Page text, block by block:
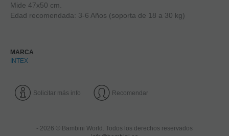
Mide 47x50 cm.
Edad recomendada: 3-6 Años (soporta de 18 a 30 kg)
MARCA
INTEX
Solicitar más info Recomendar
- 2026 © Bambini World. Todos los derechos reservados